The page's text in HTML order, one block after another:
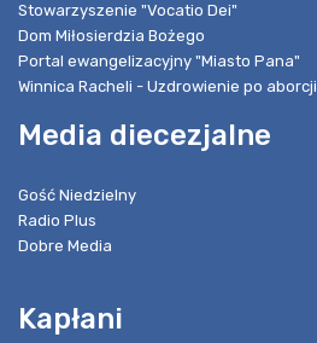
Stowarzyszenie "Vocatio Dei"
Dom Miłosierdzia Bożego
Portal ewangelizacyjny "Miasto Pana"
Winnica Racheli - Uzdrowienie po aborcji
Media diecezjalne
Gość Niedzielny
Radio Plus
Dobre Media
Kapłani